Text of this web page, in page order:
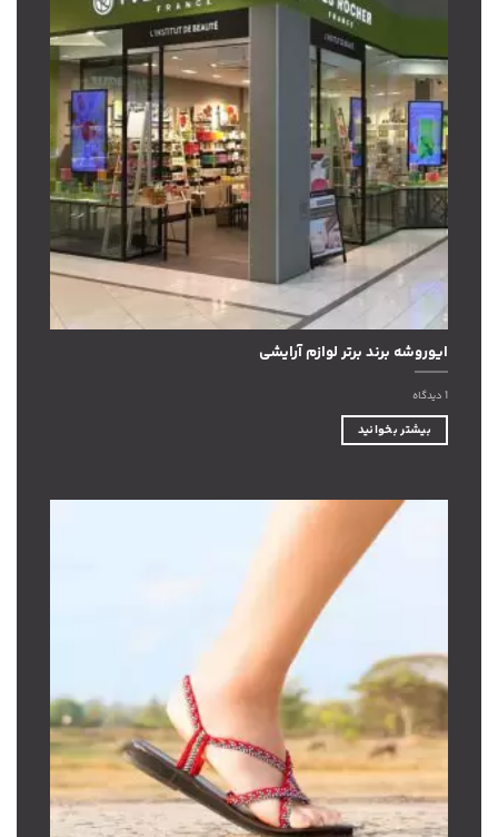
ایوروشه برند برتر لوازم آرایشی
1 دیدگاه
بیشتر بخوانید